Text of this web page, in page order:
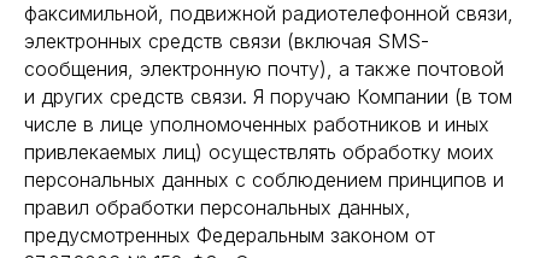
факсимильной, подвижной радиотелефонной связи,
электронных средств связи (включая SMS-
сообщения, электронную почту), а также почтовой
и других средств связи. Я поручаю Компании (в том
числе в лице уполномоченных работников и иных
привлекаемых лиц) осуществлять обработку моих
персональных данных с соблюдением принципов и
правил обработки персональных данных,
предусмотренных Федеральным законом от